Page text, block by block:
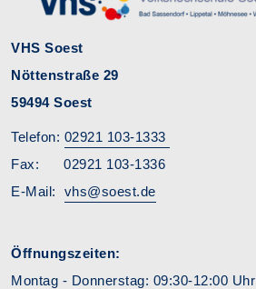
VHS Soest
Nöttenstraße 29
59494 Soest
Telefon: 02921 103-1333
Fax: 02921 103-1336
E-Mail: vhs@soest.de
Öffnungszeiten:
Montag - Donnerstag: 09:30-12:00 Uhr